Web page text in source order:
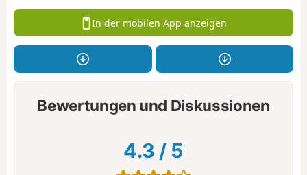
In der mobilen App anzeigen
Bewertungen und Diskussionen
4.3 / 5